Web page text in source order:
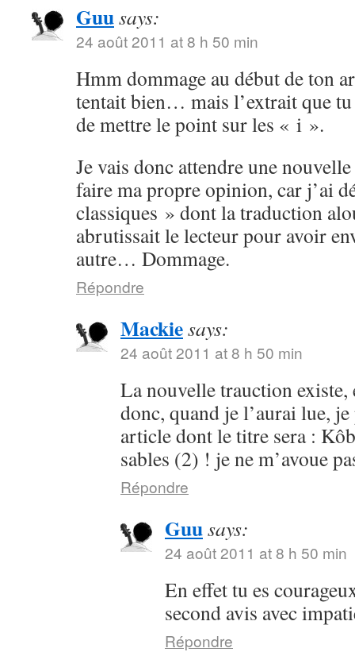
Guusays:
24 août 2011 at 8 h 50 min
Hmm dommage au début de ton
tentait bien… mais l’extrait que
de mettre le point sur les « i ».
Je vais donc attendre une
faire ma propre opinion, car j’ai
classiques » dont la traduction
abrutissait le lecteur pour avoir
autre… Dommage.
Répondre
Mackiesays:
24 août 2011 at 8 h 50 min
La nouvelle trauction
donc, quand je l’aurai lue,
article dont le titre sera :
sables (2) ! je ne m’avoue
Répondre
Guusays:
24 août 2011 at 8 h 50 min
En effet tu es
second avis avec
Répondre